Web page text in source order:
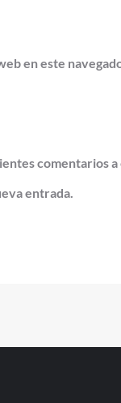
en este
comentarios a
entrada.